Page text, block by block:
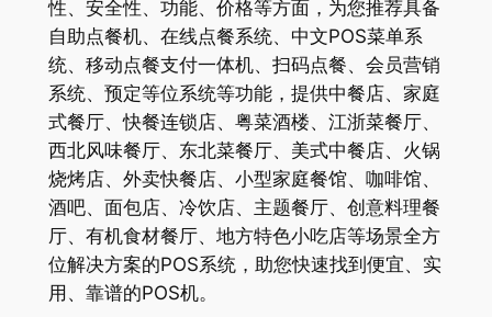
性、安全性、功能、价格等方面，为您推荐具备
自助点餐机、在线点餐系统、中文POS菜单系
统、移动点餐支付一体机、扫码点餐、会员营销
系统、预定等位系统等功能，提供中餐店、家庭
式餐厅、快餐连锁店、粤菜酒楼、江浙菜餐厅、
西北风味餐厅、东北菜餐厅、美式中餐店、火锅
烧烤店、外卖快餐店、小型家庭餐馆、咖啡馆、
酒吧、面包店、冷饮店、主题餐厅、创意料理餐
厅、有机食材餐厅、地方特色小吃店等场景全方
位解决方案的POS系统，助您快速找到便宜、实
用、靠谱的POS机。